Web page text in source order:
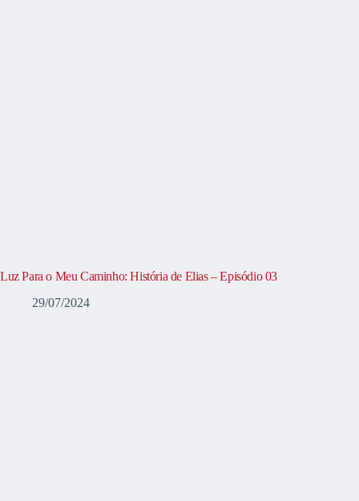
Luz Para o Meu Caminho: História de Elias – Episódio 03
29/07/2024